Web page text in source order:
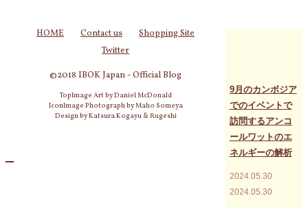
る
切
な
ワ
ド
は
9月のカンボジア
でのイベントで
訪問するアンコ
ールワットのエ
ネルギーの解析
2024.05.30
2024.05.30
HOME Contact us
Shopping Site
Twitter
©2018 IBOK Japan - Official Blog
TopImage Art by Daniel McDonald
IconImage Photograph by Maho Someya
Design by Katsura Kogayu & Rugeshi